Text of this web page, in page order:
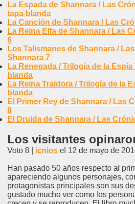
La Espada de Shannara / Las
tapa blanda
La Canción de Shannara / Las
La Reina Elfa de Shannara / Las
6
Los Talismanes de Shannara /
Shannara 7
La Renegada / Trilogía de la
blanda
La Reina Traidora / Trilogía de la
blanda
El Primer Rey de Shannara / Las
8
El Druida de Shannara / Las
Los visitantes
Voto 8 | icnios el 12 de mayo de
Han pasado 50 años respecto al
apareciendo algunos personajes,
protagonistas principales son sus
gustado mucho ver como los